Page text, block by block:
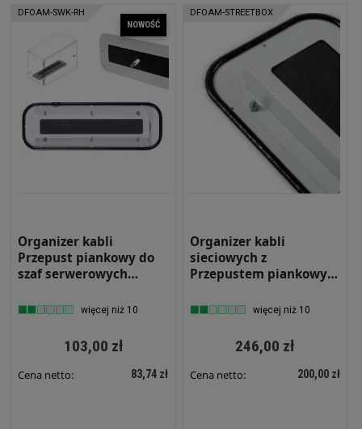
DFOAM-SWK-RH
Organizer kabli
Przepust piankowy do
szaf serwerowych
DFOAM-SWK-RH
więcej niż 10
103,00 zł
Cena netto: 83,74 zł
NOWOŚĆ
DFOAM-STREETBOX
Organizer kabli
sieciowych z
Przepustem piankowym
StreetBox DFOAM
więcej niż 10
246,00 zł
Cena netto: 200,00 zł